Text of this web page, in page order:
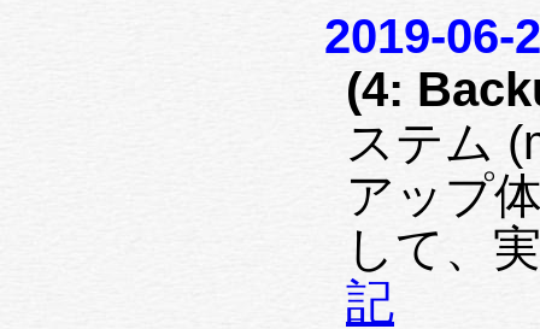
2019-06-
(4:
ステム
アップ
して、
記